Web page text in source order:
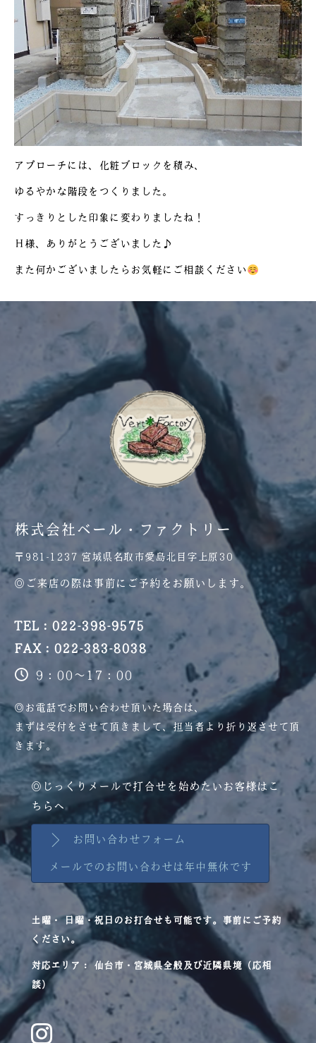
アプローチには、化粧ブロックを積み、
ゆるやかな階段をつくりました。
すっきりとした印象に変わりましたね！
Ｈ様、ありがとうございました♪
また何かございましたらお気軽にご相談ください
株式会社ベール・ファクトリー
〒981-1237 宮城県名取市愛島北目字上原30
◎ご来店の際は事前にご予約をお願いします。
TEL：022-398-9575
FAX：022-383-8038
9：00～17：00
◎お電話でお問い合わせ頂いた場合は、
まずは受付をさせて頂きまして、担当者より折り返させて頂
きます。
◎じっくりメールで打合せを始めたいお客様はこ
ちらへ
お問い合わせフォーム
メールでのお問い合わせは年中無休です
土曜・ 日曜・祝日のお打合せも可能です。事前にご予約
ください。
対応エリア： 仙台市・宮城県全般及び近隣県境（応相
談）